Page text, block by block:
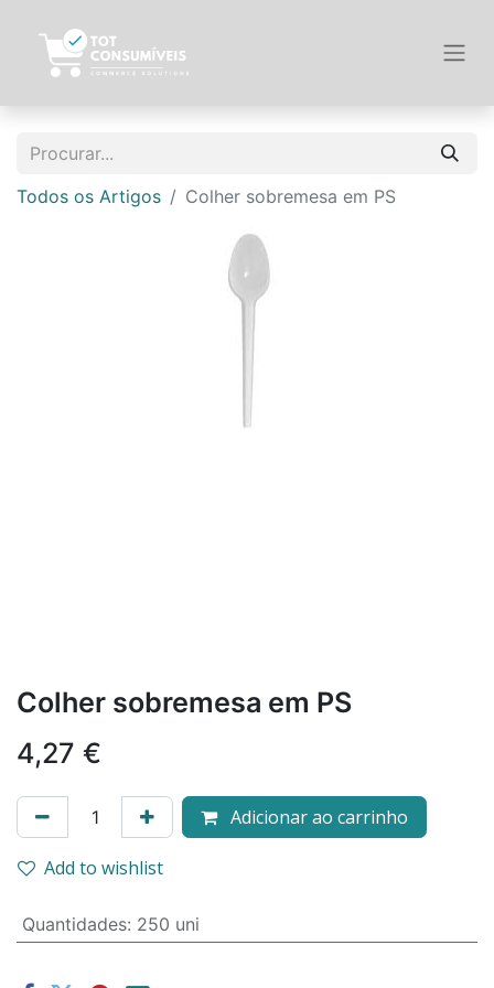
Todos os Artigos Colher sobremesa em PS
Colher sobremesa em PS
4,27 €
Adicionar ao carrinho
Add to wishlist
Quantidades: 250 uni